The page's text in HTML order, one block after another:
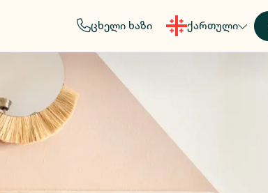
ცხელი ხაზი ქართული